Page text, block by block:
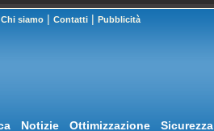
Chi siamo | Contatti | Pubblicità
Notizie Ottimizzazione Sicurezza